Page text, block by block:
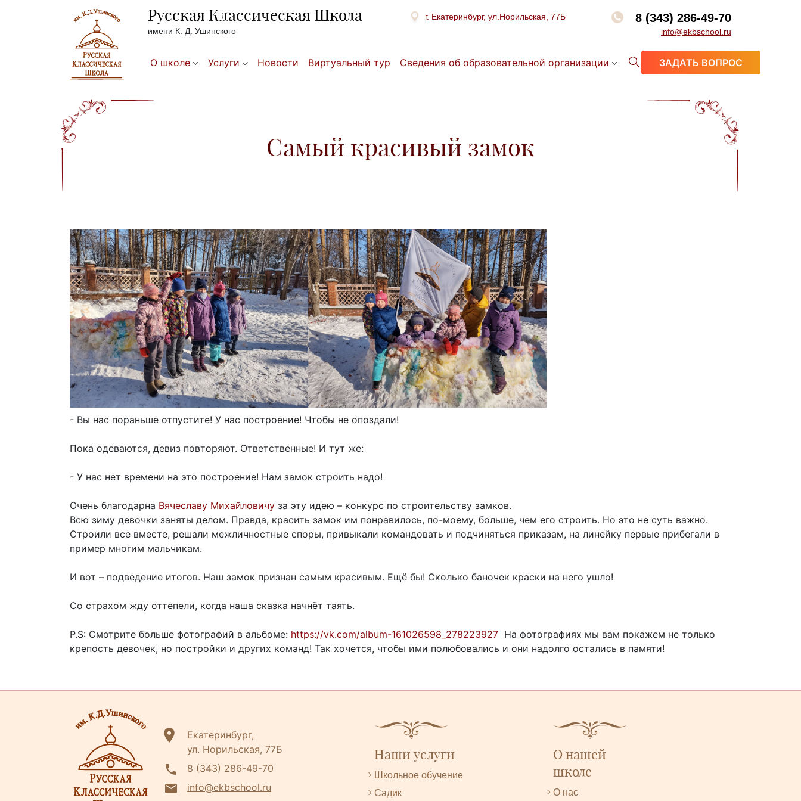
Русская Классическая Школа
имени К. Д. Ушинского
г. Екатеринбург, ул.Норильская, 77Б 8 (343) 286-49-70
info@ekbschool.ru
О школе Услуги Новости Виртуальный тур Сведения об образовательной организации ЗАДАТЬ ВОПРОС
Самый красивый замок
- Вы нас пораньше отпустите! У нас построение! Чтобы не опоздали!
Пока одеваются, девиз повторяют. Ответственные! И тут же:
- У нас нет времени на это построение! Нам замок строить надо!
Очень благодарна Вячеславу Михайловичу за эту идею – конкурс по строительству замков.
Всю зиму девочки заняты делом. Правда, красить замок им понравилось, по-моему, больше, чем его строить. Но это не суть важно.
Строили все вместе, решали межличностные споры, привыкали командовать и подчиняться приказам, на линейку первые прибегали в
пример многим мальчикам.
И вот – подведение итогов. Наш замок признан самым красивым. Ещё бы! Сколько баночек краски на него ушло!
Со страхом жду оттепели, когда наша сказка начнёт таять.
P.S: Смотрите больше фотографий в альбоме: https://vk.com/album-161026598_278223927 На фотографиях мы вам покажем не только
крепость девочек, но постройки и других команд! Так хочется, чтобы ими полюбовались и они надолго остались в памяти!
Екатеринбург,
ул. Норильская, 77Б
8 (343) 286-49-70
info@ekbschool.ru
Наши услуги
Школьное обучение
Садик
О нашей
школе
О нас